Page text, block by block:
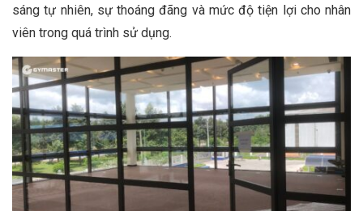
sáng tự nhiên, sự thoáng đãng và mức độ tiện lợi cho nhân
viên trong quá trình sử dụng.